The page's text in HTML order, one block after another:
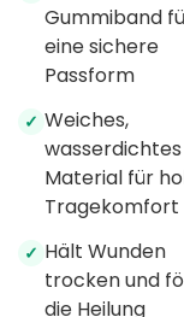
Gummiband
eine sichere
Passform
✓ Weiches,
wasserdichtes
Material für
Tragekomfort
✓ Hält Wunden
trocken und
die Heilung